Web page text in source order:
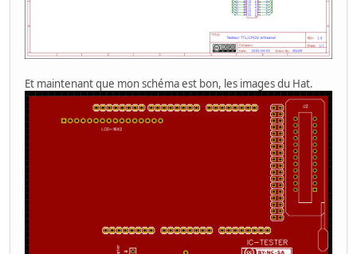
Et maintenant que mon schéma est bon, les images du Hat.